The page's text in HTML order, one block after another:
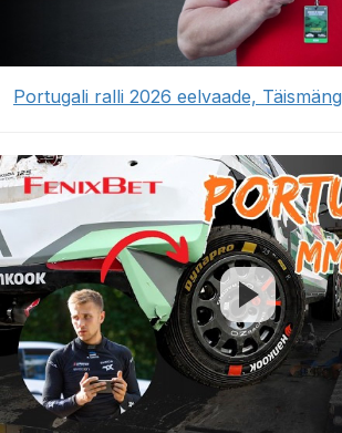
Portugali ralli 2026 eelvaade, Täismäng